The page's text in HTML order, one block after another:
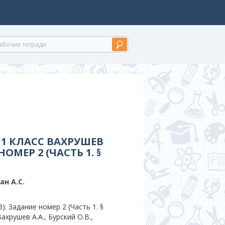
КЛАСС ВАХРУШЕВ
2 (ЧАСТЬ 1. §
А.С.
Задание номер 2 (Часть 1. §
А.А., Бурский О.В.,